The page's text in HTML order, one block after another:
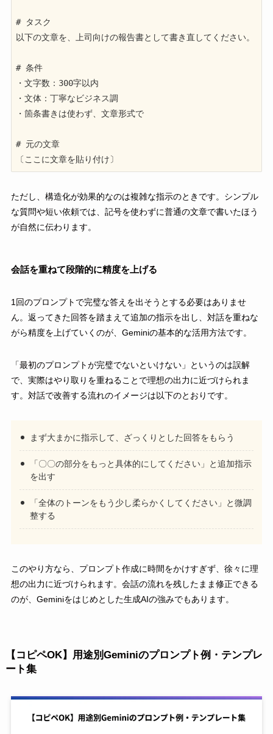
# タスク
以下の文章を、上司向けの報告書として書き直してください。
# 条件
・文字数：300字以内
・文体：丁寧なビジネス調
・箇条書きは使わず、文章形式で
# 元の文章
〔ここに文章を貼り付け〕
ただし、構造化が効果的なのは複雑な指示のときです。シンプル
な質問や短い依頼では、記号を使わずに普通の文章で書いたほう
が自然に伝わります。
会話を重ねて段階的に精度を上げる
1回のプロンプトで完璧な答えを出そうとする必要はありませ
ん。返ってきた回答を踏まえて追加の指示を出し、対話を重ねな
がら精度を上げていくのが、Geminiの基本的な活用方法です。
「最初のプロンプトが完璧でないといけない」というのは誤解
で、実際はやり取りを重ねることで理想の出力に近づけられま
す。対話で改善する流れのイメージは以下のとおりです。
まず大まかに指示して、ざっくりとした回答をもらう
「〇〇の部分をもっと具体的にしてください」と追加指示
を出す
「全体のトーンをもう少し柔らかくしてください」と微調
整する
このやり方なら、プロンプト作成に時間をかけすぎず、徐々に理
想の出力に近づけられます。会話の流れを残したまま修正できる
のが、Geminiをはじめとした生成AIの強みでもあります。
【コピペOK】用途別Geminiのプロンプト例・テンプレ
ート集